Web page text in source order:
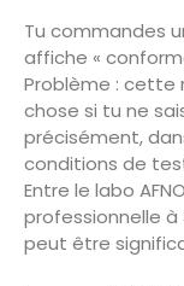
Tu commandes
affiche «
Problème : cette
chose si tu ne
précisément,
conditions de
Entre le labo
professionnelle à
peut être